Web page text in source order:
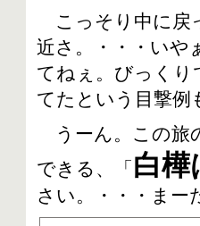
こっそり中に戻
近さ。・・・いや
てねぇ。びっくり
てたという目撃例
うーん。この旅
できる、「 白樺
さい。・・・まー